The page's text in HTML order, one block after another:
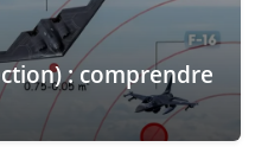
: comprendre